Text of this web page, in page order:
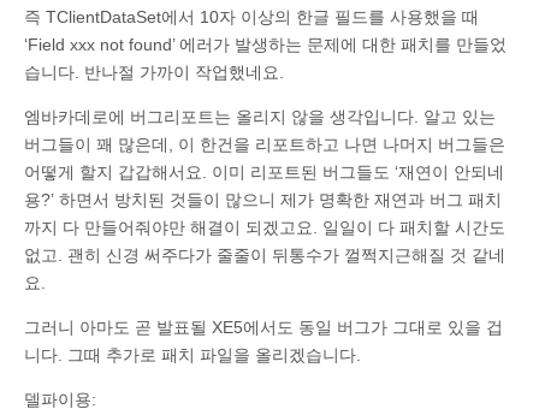
즉 TClientDataSet에서 10자 이상의 한글 필드를 사용했을 때
‘Field xxx not found’ 에러가 발생하는 문제에 대한 패치를 만들었
습니다. 반나절 가까이 작업했네요.
엠바카데로에 버그리포트는 올리지 않을 생각입니다. 알고 있는
버그들이 꽤 많은데, 이 한건을 리포트하고 나면 나머지 버그들은
어떻게 할지 갑갑해서요. 이미 리포트된 버그들도 ‘재연이 안되네
용?’ 하면서 방치된 것들이 많으니 제가 명확한 재연과 버그 패치
까지 다 만들어줘야만 해결이 되겠고요. 일일이 다 패치할 시간도
없고. 괜히 신경 써주다가 줄줄이 뒤통수가 껄쩍지근해질 것 같네
요.
그러니 아마도 곧 발표될 XE5에서도 동일 버그가 그대로 있을 겁
니다. 그때 추가로 패치 파일을 올리겠습니다.
델파이용: